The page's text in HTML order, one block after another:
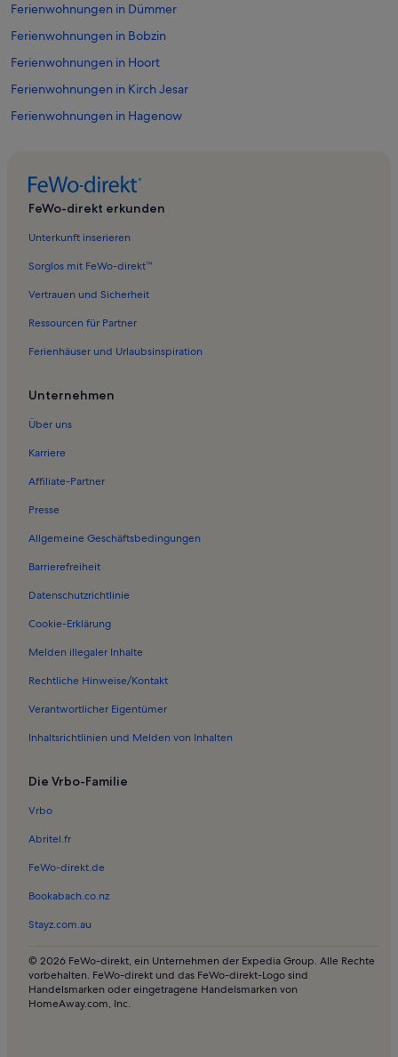
Ferienwohnungen in Dümmer
Ferienwohnungen in Bobzin
Ferienwohnungen in Hoort
Ferienwohnungen in Kirch Jesar
Ferienwohnungen in Hagenow
Ferienwohnungen in Zülow
Ferienwohnungen in Mecklenburg-Vorpommern
Ferienwohnungen in Alt Zachun
Ferienwohnungen in Moraas
Ferienwohnungen in Walsmühlen
Ferienwohnungen in Pampow
Ferienwohnungen in Hülseburg
Ferienwohnungen in Dümmer See
Ferienwohnungen in Stralendorf
Ferienwohnungen in Schwerin
Ferienunterkünfte am Meer nahe Schweriner See
Häuser in Schweriner See
Haustierfreundliche Ferienunterkünfte nahe Schweriner See
Resorts in Schweriner See
Ferienwohnungen und Apartments in Godern
Ferienunterkünfte für Familien in Dobin am See
Haustierfreundliche Ferienunterkünfte in Dobin am See
Ferienwohnungen und Apartments in Dobin am See
Hausboote in Badestelle Pinnower See
Ferienunterkünfte am See in Dümmer
Ferienwohnungen und Apartments in Dümmer
Ferienunterkünfte für Familien in Rögnitz
FeWo-direkt erkunden
Unterkunft inserieren
Sorglos mit FeWo-direkt™
Vertrauen und Sicherheit
Ressourcen für Partner
Ferienhäuser und Urlaubsinspiration
Unternehmen
Über uns
Karriere
Affiliate-Partner
Presse
Allgemeine Geschäftsbedingungen
Barrierefreiheit
Datenschutzrichtlinie
Cookie-Erklärung
Melden illegaler Inhalte
Rechtliche Hinweise/Kontakt
Verantwortlicher Eigentümer
Inhaltsrichtlinien und Melden von Inhalten
Die Vrbo-Familie
Vrbo
Abritel.fr
FeWo-direkt.de
Bookabach.co.nz
Stayz.com.au
© 2026 FeWo-direkt, ein Unternehmen der Expedia Group. Alle Rechte
vorbehalten. FeWo-direkt und das FeWo-direkt-Logo sind
Handelsmarken oder eingetragene Handelsmarken von
HomeAway.com, Inc.